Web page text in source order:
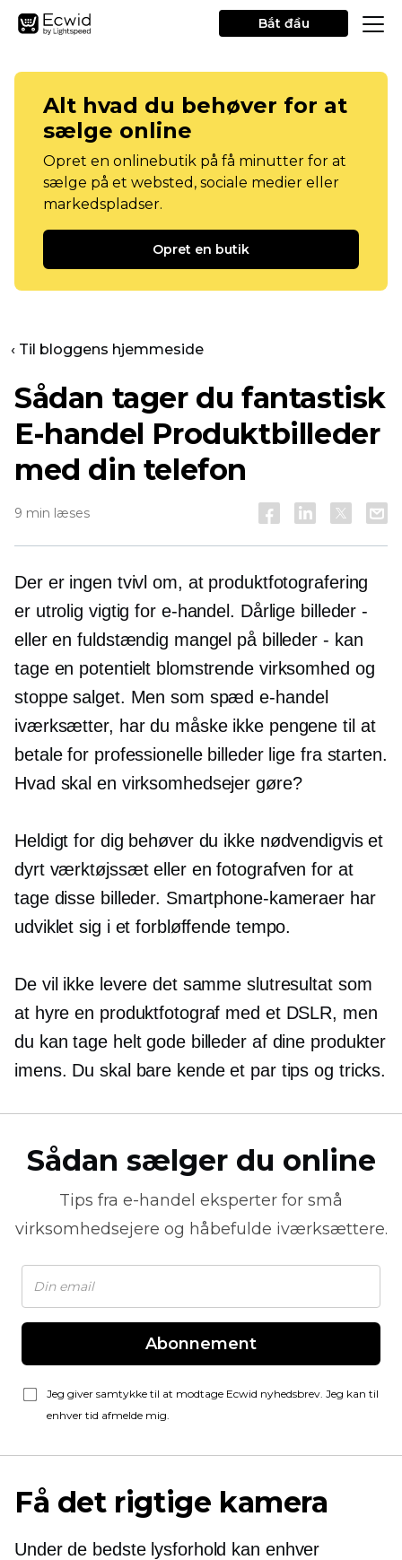
Bắt đầu
Alt hvad du behøver for at
sælge online
Opret en onlinebutik på få minutter for at
sælge på et websted, sociale medier eller
markedspladser.
Opret en butik
‹ Til bloggens hjemmeside
Sådan tager du fantastisk
E-handel Produktbilleder
med din telefon
9 min læses
Der er ingen tvivl om, at produktfotografering
er utrolig vigtig for e-handel. Dårlige billeder -
eller en fuldstændig mangel på billeder - kan
tage en potentielt blomstrende virksomhed og
stoppe salget. Men som spæde-handel
iværksætter, har du måske ikke pengene til at
betale for professionelle billeder lige fra starten.
Hvad skal en virksomhedsejer gøre?
Heldigt for dig behøver du ikke nødvendigvis et
dyrt værktøjssæt eller en fotografven for at
tage disse billeder. Smartphone-kameraer har
udviklet sig i et forbløffende tempo.
De vil ikke levere det samme slutresultat som
at hyre en produktfotograf med et DSLR, men
du kan tage helt gode billeder af dine produkter
imens. Du skal bare kende et par tips og tricks.
Sådan sælger du online
Tips fra e-handel eksperter for små
virksomhedsejere og håbefulde iværksættere.
Abonnement
Jeg giver samtykke til at modtage Ecwid nyhedsbrev. Jeg kan til
enhver tid afmelde mig.
Få det rigtige kamera
Under de bedste lysforhold kan enhver